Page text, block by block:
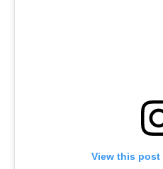
View this post